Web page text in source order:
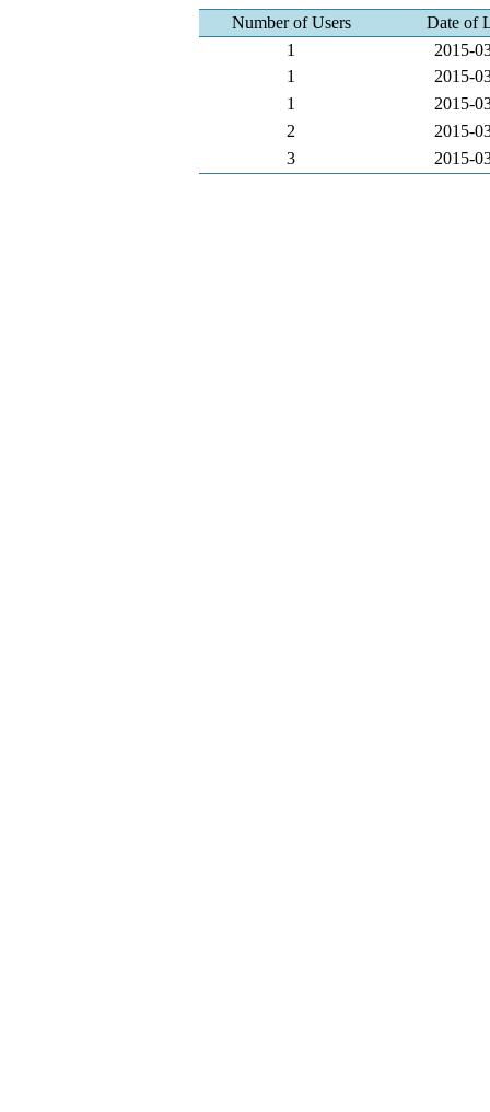
Number of Users
Date of
1
2015-
1
2015-
1
2015-
2
2015-
3
2015-